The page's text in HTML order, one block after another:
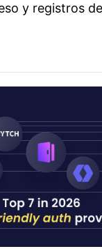
y registros
de
2026